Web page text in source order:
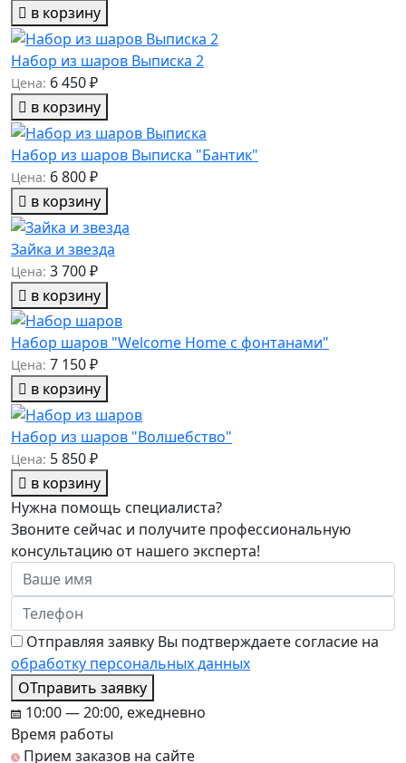
в корзину
Набор из шаров Выписка 2
Цена: 6 450 ₽
в корзину
Набор из шаров Выписка "Бантик"
Цена: 6 800 ₽
в корзину
Зайка и звезда
Цена: 3 700 ₽
в корзину
Набор шаров "Welcome Home с фонтанами"
Цена: 7 150 ₽
в корзину
Набор из шаров "Волшебство"
Цена: 5 850 ₽
в корзину
Нужна помощь специалиста?
Звоните сейчас и получите профессиональную
консультацию от нашего эксперта!
Отправляя заявку Вы подтверждаете согласие на
обработку персональных данных
ОТправить заявку
10:00 — 20:00, ежедневно
Время работы
Прием заказов на сайте